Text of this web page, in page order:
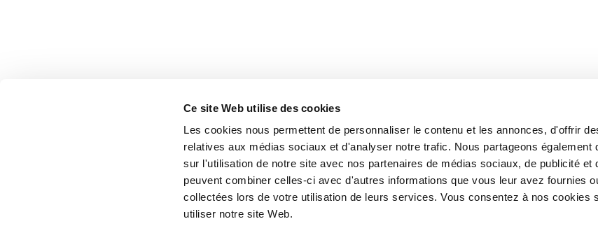
Ce site Web utilise des cookies
Les cookies nous permettent de personnaliser le contenu et les annonces, d'offrir
relatives aux médias sociaux et d'analyser notre trafic. Nous partageons également
sur l'utilisation de notre site avec nos partenaires de médias sociaux, de publicité et
peuvent combiner celles-ci avec d'autres informations que vous leur avez fournies
collectées lors de votre utilisation de leurs services. Vous consentez à nos cookies
utiliser notre site Web.